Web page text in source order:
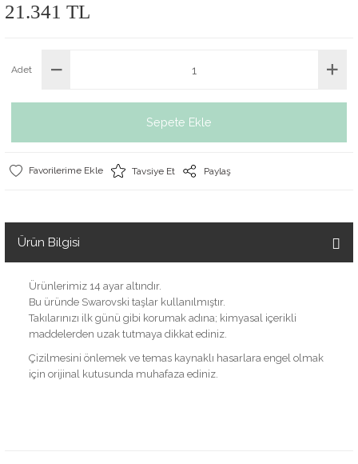
21.341 TL
Adet
Sepete Ekle
Tavsiye Et Paylaş
Ürün Bilgisi
Ürünlerimiz 14 ayar altındır.
Bu üründe Swarovski taşlar kullanılmıştır.
Takılarınızı ilk günü gibi korumak adına; kimyasal içerikli
maddelerden uzak tutmaya dikkat ediniz.
Çizilmesini önlemek ve temas kaynaklı hasarlara engel olmak
için orijinal kutusunda muhafaza ediniz.